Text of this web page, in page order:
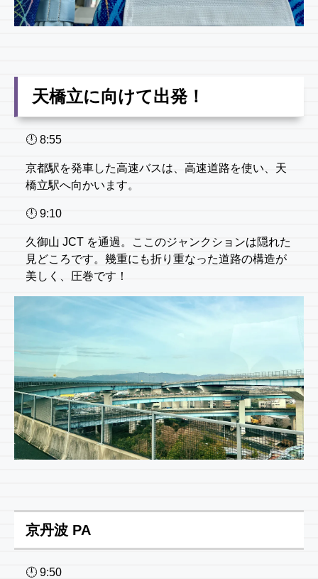
天橋立に向けて出発！
🕛 8:55
京都駅を発車した高速バスは、高速道路を使い、天
橋立駅へ向かいます。
🕛 9:10
久御山 JCT を通過。ここのジャンクションは隠れた
見どころです。幾重にも折り重なった道路の構造が
美しく、圧巻です！
京丹波 PA
🕛 9:50